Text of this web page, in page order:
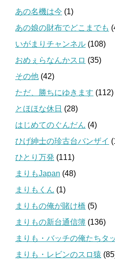
あの名機は今 (1)
あの娘の財布でどこまでも
いがまりチャンネル (108)
おめぇらなんかスロ (35)
その他 (42)
ただ、勝ちにゆきます (112)
とほほな休日 (28)
はじめてのぐんだん (4)
ひげ紳士の珍古台バンザイ
ひとり万発 (111)
まりもJapan (48)
まりもくん (1)
まりもの俺が賭け橋 (5)
まりもの新台通信簿 (136)
まりも・バッチの俺たちタ
まりも・レビンのスロ猿